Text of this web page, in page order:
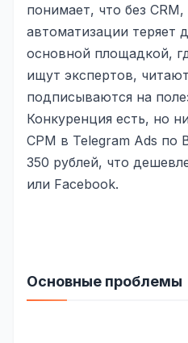
Управление репутацией
Ведение и поддержка
SEO-консультация
SEO для интернет-
+ ещё 6 услуг
Instagram
понимает, что без
автоматизации теряет
основной площадкой,
ищут экспертов,
подписываются на
Конкуренция есть, но
CPM в Telegram Ads по
350 рублей, что
или Facebook.
Основные проблемы